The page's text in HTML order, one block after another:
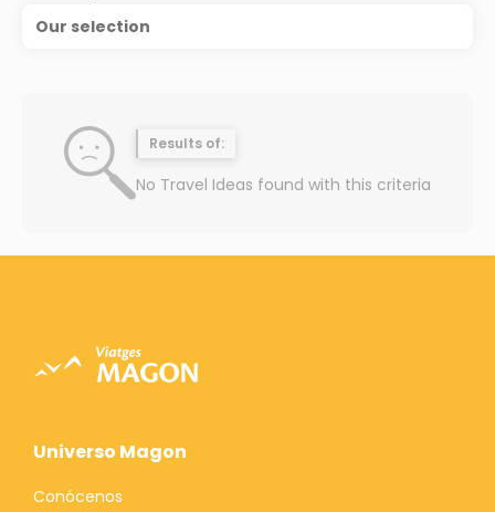
Our selection
Results of:
No Travel Ideas found with this criteria
Universo Magon
Conócenos